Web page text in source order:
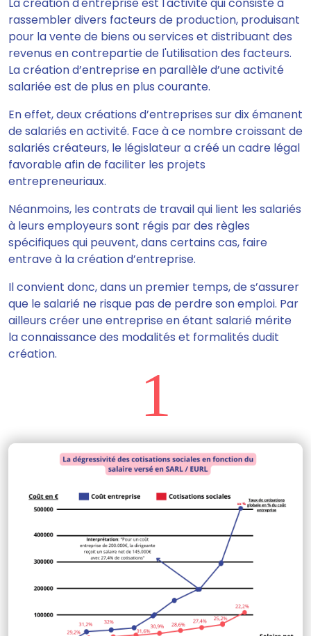
rassembler divers facteurs de production, produisant
pour la vente de biens ou services et distribuant des
revenus en contrepartie de l'utilisation des facteurs.
La création d’entreprise en parallèle d’une activité
salariée est de plus en plus courante.
En effet, deux créations d’entreprises sur dix émanent
de salariés en activité. Face à ce nombre croissant de
salariés créateurs, le législateur a créé un cadre légal
favorable afin de faciliter les projets
entrepreneuriaux.
Néanmoins, les contrats de travail qui lient les salariés
à leurs employeurs sont régis par des règles
spécifiques qui peuvent, dans certains cas, faire
entrave à la création d’entreprise.
Il convient donc, dans un premier temps, de s’assurer
que le salarié ne risque pas de perdre son emploi. Par
ailleurs créer une entreprise en étant salarié mérite
la connaissance des modalités et formalités dudit
création.
1